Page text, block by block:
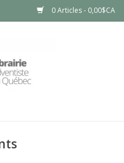
0 Articles - 0,00$CA